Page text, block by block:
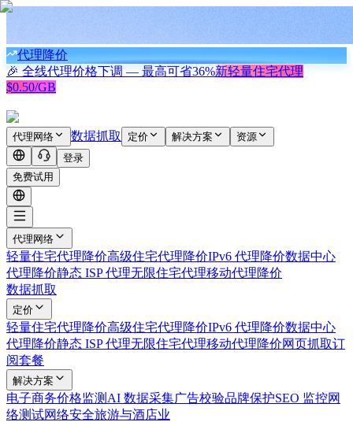
代理降价
🎉 全线代理价格下调 — 最高可省36%新轻量住宅代理
$0.50/GB
代理网络 数据抓取 定价 解决方案
资源
登录
免费试用
代理网络
轻量住宅代理降价高级住宅代理降价IPv6 代理降价数据中心
代理降价静态 ISP 代理无限住宅代理移动代理降价
数据抓取
定价
轻量住宅代理降价高级住宅代理降价IPv6 代理降价数据中心
代理降价静态 ISP 代理无限住宅代理移动代理降价网页抓取订
阅套餐
解决方案
电子商务价格监测 AI 数据采集广告校验品牌保护SEO 监控网
络测试网络安全旅游与酒店业